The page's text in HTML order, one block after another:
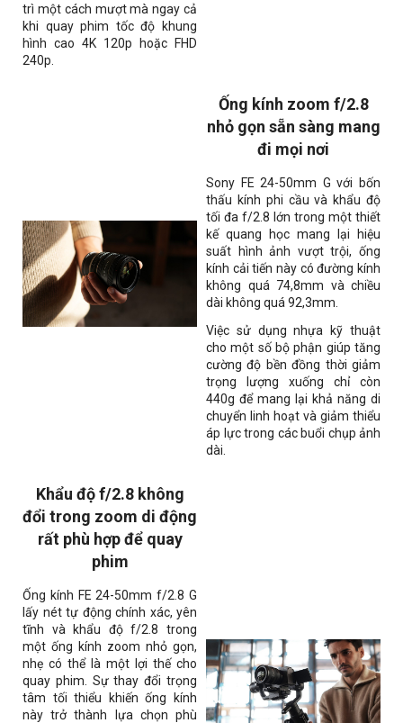
trì một cách mượt mà ngay cả
khi quay phim tốc độ khung
hình cao 4K 120p hoặc FHD
240p.
Ống kính zoom f/2.8
nhỏ gọn sẵn sàng mang
đi mọi nơi
Sony FE 24-50mm G với bốn
thấu kính phi cầu và khẩu độ
tối đa f/2.8 lớn trong một thiết
kế quang học mang lại hiệu
suất hình ảnh vượt trội, ống
kính cải tiến này có đường kính
không quá 74,8mm và chiều
dài không quá 92,3mm.
Việc sử dụng nhựa kỹ thuật
cho một số bộ phận giúp tăng
cường độ bền đồng thời giảm
trọng lượng xuống chỉ còn
440g để mang lại khả năng di
chuyển linh hoạt và giảm thiểu
áp lực trong các buổi chụp ảnh
dài.
Khẩu độ f/2.8 không
đổi trong zoom di động
rất phù hợp để quay
phim
Ống kính FE 24-50mm f/2.8 G
lấy nét tự động chính xác, yên
tĩnh và khẩu độ f/2.8 trong
một ống kính zoom nhỏ gọn,
nhẹ có thể là một lợi thế cho
quay phim. Sự thay đổi trọng
tâm tối thiểu khiến ống kính
này trở thành lựa chọn phù